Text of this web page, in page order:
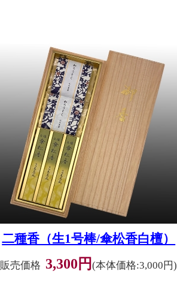
二種香（生1号棒/傘松香白檀）
販売価格 3,300円(本体価格:3,000円)